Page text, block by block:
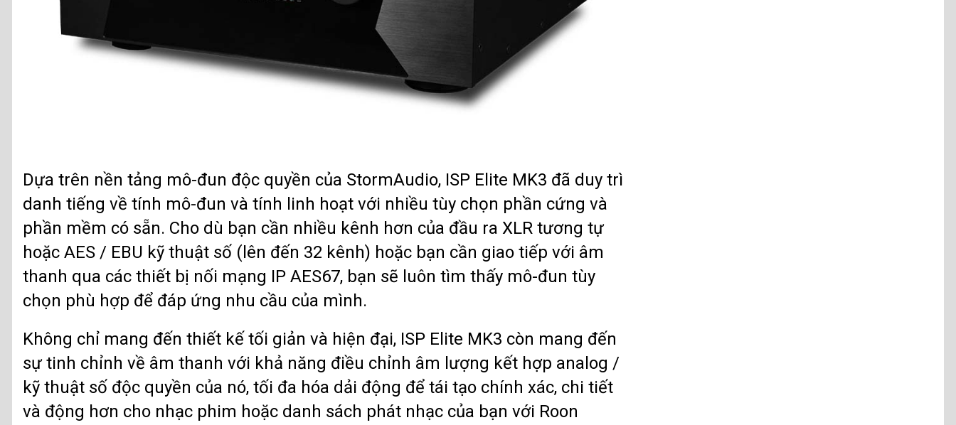
Dựa trên nền tảng mô-đun độc quyền của StormAudio, ISP Elite MK3 đã duy trì
danh tiếng về tính mô-đun và tính linh hoạt với nhiều tùy chọn phần cứng và
phần mềm có sẵn. Cho dù bạn cần nhiều kênh hơn của đầu ra XLR tương tự
hoặc AES / EBU kỹ thuật số (lên đến 32 kênh) hoặc bạn cần giao tiếp với âm
thanh qua các thiết bị nối mạng IP AES67, bạn sẽ luôn tìm thấy mô-đun tùy
chọn phù hợp để đáp ứng nhu cầu của mình.
Không chỉ mang đến thiết kế tối giản và hiện đại, ISP Elite MK3 còn mang đến
sự tinh chỉnh về âm thanh với khả năng điều chỉnh âm lượng kết hợp analog /
kỹ thuật số độc quyền của nó, tối đa hóa dải động để tái tạo chính xác, chi tiết
và động hơn cho nhạc phim hoặc danh sách phát nhạc của bạn với Roon